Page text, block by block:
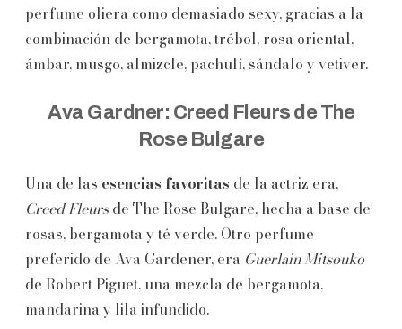
perfume oliera como demasiado sexy, gracias a la
combinación de bergamota, trébol, rosa oriental,
ámbar, musgo, almizcle, pachulí, sándalo y vetiver.
Ava Gardner: Creed Fleurs de The
Rose Bulgare
Una de las esencias favoritas de la actriz era,
Creed Fleursde The Rose Bulgare, hecha a base de
rosas, bergamota y té verde. Otro perfume
preferido de Ava Gardener, era Guerlain Mitsouko
de Robert Piguet, una mezcla de bergamota,
mandarina y lila infundido.